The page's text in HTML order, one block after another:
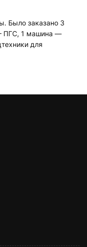
Было заказано 3
ПГС, 1 машина —
для